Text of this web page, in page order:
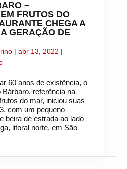
–
FRUTOS DO
CHEGA A
GERAÇÃO DE
| abr 13, 2022 |
60 anos de existência, o
Bárbaro, referência na
do mar, iniciou suas
com um pequeno
beira de estrada ao lado
litoral norte, em São